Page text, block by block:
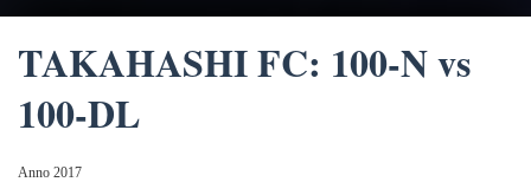
TAKAHASHI FC: 100-N vs
100-DL
Anno 2017